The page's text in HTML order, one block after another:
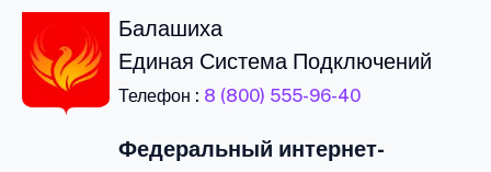
Балашиха
Единая Система Подключений
Телефон : 8 (800) 555-96-40
Федеральный интернет-